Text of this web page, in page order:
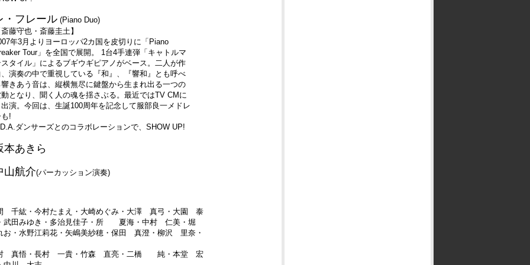
・フレール (Piano Duo)
藤守也・斎藤圭土】
年3月よりヨーロッパ2カ国を皮切りに「Piano
Tour」を全国で展開。 1台4手連弾「キャトルマ
タイル」によるブギウギピアノがベース。二人が作
演奏の中で重視している『和』、『響和』とも呼べ
きあう音は、縦横無尽に鍵盤から生まれ出る一つの
となり、聞く人の魂を揺さぶる。最近ではTV CMに
演。今回は、生誕100周年を記念して服部良一メドレ
!
ダンサーズとのコラボレーションで、SHOW UP!
本あきら
山航介(パーカッション演奏)
千紘・今村たまえ・大崎めぐみ・大澤 真弓・大園 泰
田みゆき・多治見佳子・所 夏海・中村 仁美・堀
・水野江莉花・矢嶋美紗穂・保田 真澄・柳沢 里奈・
悟・長村 一貴・竹森 直亮・二橋 純・本堂 宏